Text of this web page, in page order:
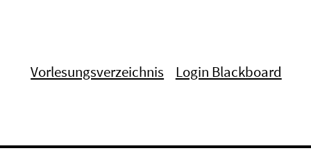
Vorlesungsverzeichnis Login Blackboard